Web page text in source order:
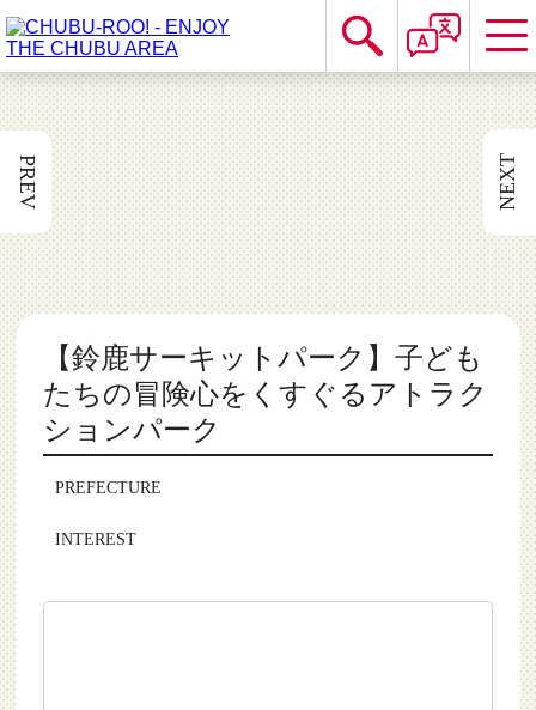
【鈴鹿サーキットパーク】子ども
たちの冒険心をくすぐるアトラク
ションパーク
PREFECTURE
INTEREST
PREV NEXT